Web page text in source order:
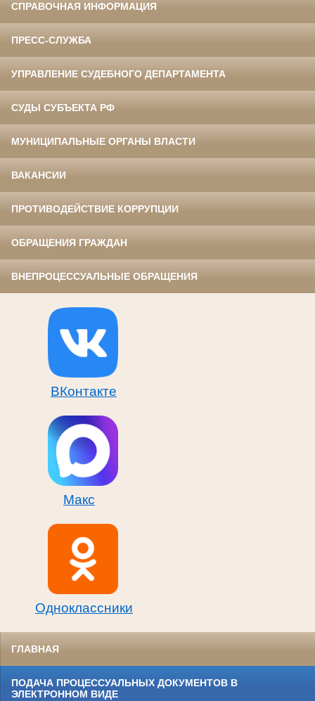
СПРАВОЧНАЯ ИНФОРМАЦИЯ
ПРЕСС-СЛУЖБА
УПРАВЛЕНИЕ СУДЕБНОГО ДЕПАРТАМЕНТА
СУДЫ СУБЪЕКТА РФ
МУНИЦИПАЛЬНЫЕ ОРГАНЫ ВЛАСТИ
ВАКАНСИИ
ПРОТИВОДЕЙСТВИЕ КОРРУПЦИИ
ОБРАЩЕНИЯ ГРАЖДАН
ВНЕПРОЦЕССУАЛЬНЫЕ ОБРАЩЕНИЯ
ВКонтакте
Макс
Одноклассники
ГЛАВНАЯ
ПОДАЧА ПРОЦЕССУАЛЬНЫХ ДОКУМЕНТОВ В
ЭЛЕКТРОННОМ ВИДЕ